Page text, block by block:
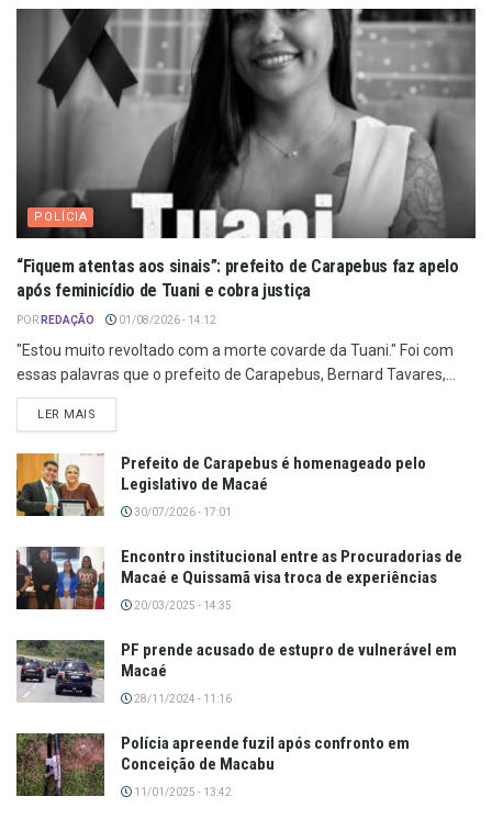
POLÍCIA
“Fiquem atentas aos sinais”: prefeito de Carapebus faz apelo
após feminicídio de Tuani e cobra justiça
POR REDAÇÃO 01/08/2026 - 14:12
"Estou muito revoltado com a morte covarde da Tuani." Foi com
essas palavras que o prefeito de Carapebus, Bernard Tavares,...
LER MAIS
Prefeito de Carapebus é homenageado pelo
Legislativo de Macaé
30/07/2026 - 17:01
Encontro institucional entre as Procuradorias de
Macaé e Quissamã visa troca de experiências
20/03/2025 - 14:35
PF prende acusado de estupro de vulnerável em
Macaé
28/11/2024 - 11:16
Polícia apreende fuzil após confronto em
Conceição de Macabu
11/01/2025 - 13:42